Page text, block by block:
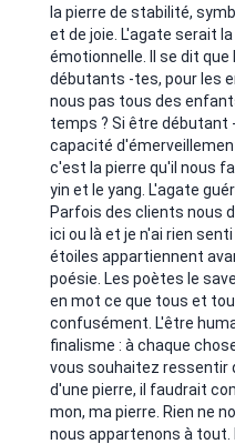
la pierre de stabilité,
et de joie. L'agate serait
émotionnelle. Il se dit
débutants -tes, pour les
nous pas tous des
temps ? Si être
capacité
c'est la pierre qu'il nous
yin et le yang. L'agate
Parfois des clients nous
ici ou là et je n'ai rien
étoiles appartiennent
poésie. Les poètes le
en mot ce que tous et
confusément. L'être
finalisme : à chaque
vous souhaitez ressentir
d'une pierre, il faudrait
mon, ma pierre. Rien ne
nous appartenons à tout.